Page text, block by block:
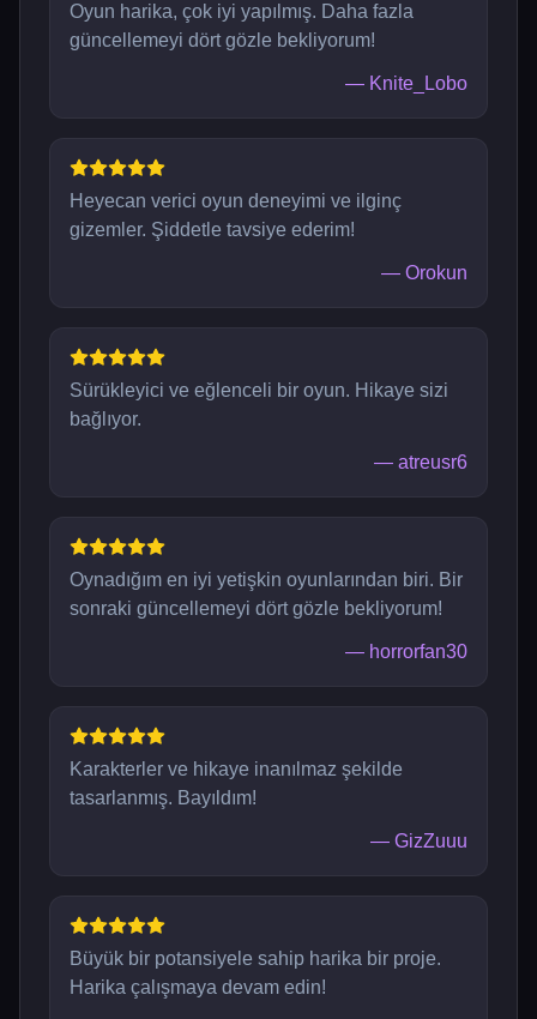
Oyun harika, çok iyi yapılmış. Daha fazla
güncellemeyi dört gözle bekliyorum!
— Knite_Lobo
Heyecan verici oyun deneyimi ve ilginç
gizemler. Şiddetle tavsiye ederim!
— Orokun
Sürükleyici ve eğlenceli bir oyun. Hikaye sizi
bağlıyor.
— atreusr6
Oynadığım en iyi yetişkin oyunlarından biri. Bir
sonraki güncellemeyi dört gözle bekliyorum!
— horrorfan30
Karakterler ve hikaye inanılmaz şekilde
tasarlanmış. Bayıldım!
— GizZuuu
Büyük bir potansiyele sahip harika bir proje.
Harika çalışmaya devam edin!